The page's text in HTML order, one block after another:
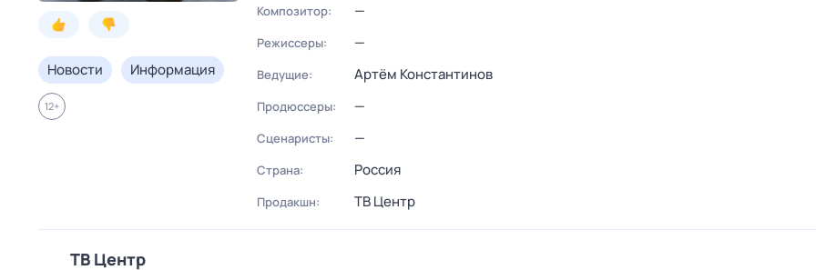
Новости Информация
12+
Композитор: —
Режиссеры: —
Ведущие: Артём Константинов
Продюссеры: —
Сценаристы: —
Страна: Россия
Продакшн: ТВ Центр
ТВ Центр